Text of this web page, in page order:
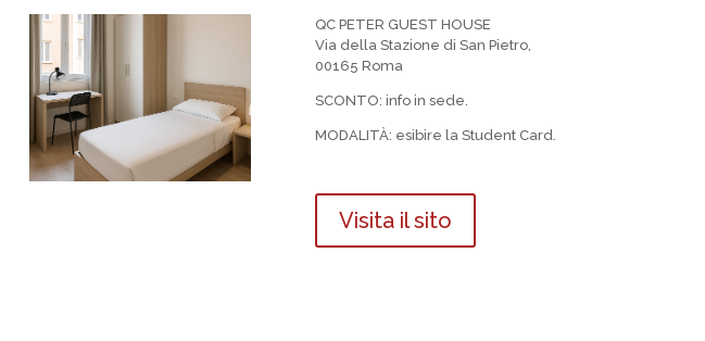
QC PETER GUEST HOUSE
Via della Stazione di San Pietro,
00165 Roma
SCONTO: info in sede.
MODALITÀ: esibire la Student Card.
Visita il sito